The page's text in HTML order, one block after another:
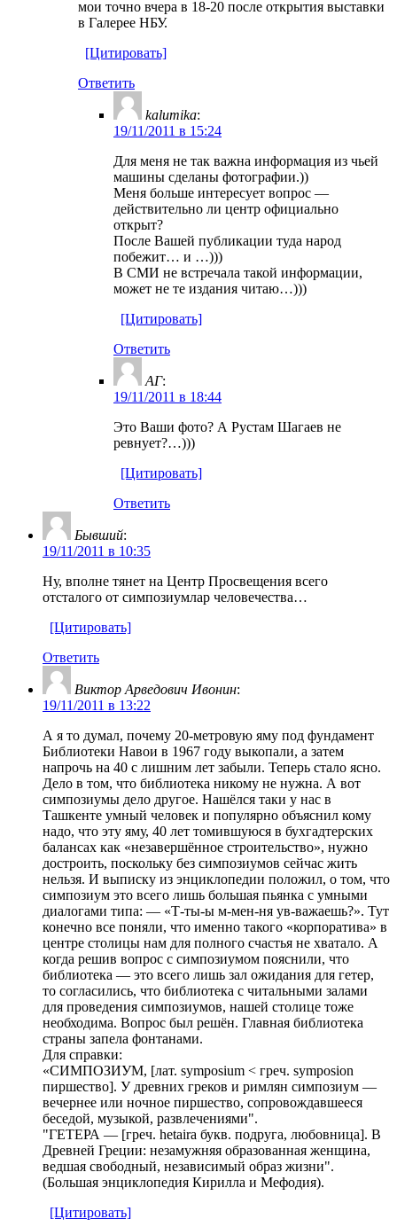
мои точно вчера в 18-20 после открытия выставки
в Галерее НБУ.
[Цитировать]
Ответить
kalumika:
19/11/2011 в 15:24
Для меня не так важна информация из чьей
машины сделаны фотографии.))
Меня больше интересует вопрос —
действительно ли центр официально
открыт?
После Вашей публикации туда народ
побежит… и …)))
В СМИ не встречала такой информации,
может не те издания читаю…)))
[Цитировать]
Ответить
АГ:
19/11/2011 в 18:44
Это Ваши фото? А Рустам Шагаев не
ревнует?…)))
[Цитировать]
Ответить
Бывший:
19/11/2011 в 10:35
Ну, вполне тянет на Центр Просвещения всего
отсталого от симпозиумлар человечества…
[Цитировать]
Ответить
Виктор Арведович Ивонин:
19/11/2011 в 13:22
А я то думал, почему 20-метровую яму под фундамент
Библиотеки Навои в 1967 году выкопали, а затем
напрочь на 40 с лишним лет забыли. Теперь стало ясно.
Дело в том, что библиотека никому не нужна. А вот
симпозиумы дело другое. Нашёлся таки у нас в
Ташкенте умный человек и популярно объяснил кому
надо, что эту яму, 40 лет томившуюся в бухгадтерских
балансах как «незавершённое строительство», нужно
достроить, поскольку без симпозиумов сейчас жить
нельзя. И выписку из энциклопедии положил, о том, что
симпозиум это всего лишь большая пьянка с умными
диалогами типа: — «Т-ты-ы м-мен-ня ув-важаешь?». Тут
конечно все поняли, что именно такого «корпоратива» в
центре столицы нам для полного счастья не хватало. А
когда решив вопрос с симпозиумом пояснили, что
библиотека — это всего лишь зал ожидания для гетер,
то согласились, что библиотека с читальными залами
для проведения симпозиумов, нашей столице тоже
необходима. Вопрос был решён. Главная библиотека
страны запела фонтанами.
Для справки:
«СИМПОЗИУМ, [лат. symposium < греч. symposion
пиршество]. У древних греков и римлян симпозиум —
вечернее или ночное пиршество, сопровождавшееся
беседой, музыкой, развлечениями".
"ГЕТЕРА — [греч. hetaira букв. подруга, любовница]. В
Древней Греции: незамужняя образованная женщина,
ведшая свободный, независимый образ жизни".
(Большая энциклопедия Кирилла и Мефодия).
[Цитировать]